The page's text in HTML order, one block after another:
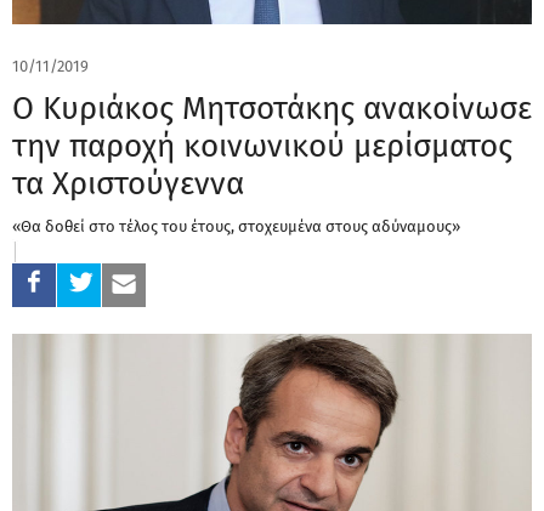
10/11/2019
Ο Κυριάκος Μητσοτάκης ανακοίνωσε
την παροχή κοινωνικού μερίσματος
τα Χριστούγεννα
«Θα δοθεί στο τέλος του έτους, στοχευμένα στους αδύναμους»